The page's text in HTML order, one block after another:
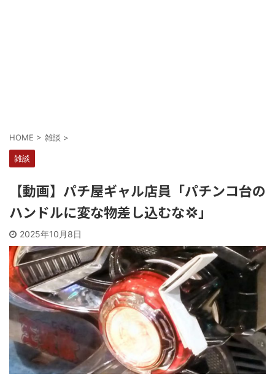
HOME > 雑談 >
雑談
【動画】パチ屋ギャル店員「パチンコ台の
ハンドルに変な物差し込むな💢」
2025年10月8日